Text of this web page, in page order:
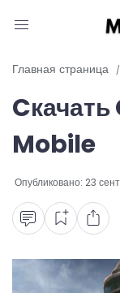
Блог
Читы и коды
Промокоды
Ошибки
Руководства
Roblox
Главная страница
Cкачать
Mobile
Опубликовано: 23